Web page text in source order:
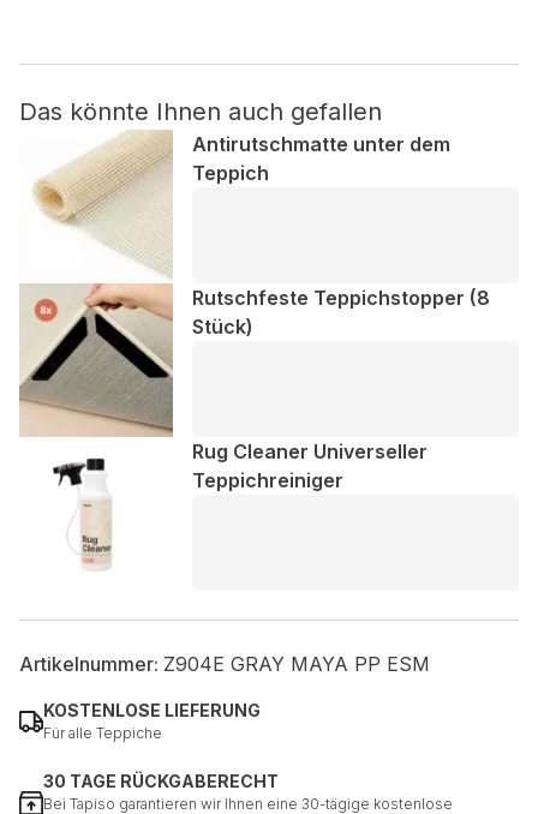
Das könnte Ihnen auch gefallen
Antirutschmatte unter dem
Teppich
Rutschfeste Teppichstopper (8
Stück)
Rug Cleaner Universeller
Teppichreiniger
Artikelnummer: Z904E GRAY MAYA PP ESM
KOSTENLOSE LIEFERUNG
Für alle Teppiche
30 TAGE RÜCKGABERECHT
Bei Tapiso garantieren wir Ihnen eine 30-tägige kostenlose
Nicht kategorisiert.
Andere nicht kategorisierte Cookies sind solche, die
analysiert werden und noch keiner Kategorie zugeordnet
wurden.
Meine Einstellungen speichern
Alle akzeptieren